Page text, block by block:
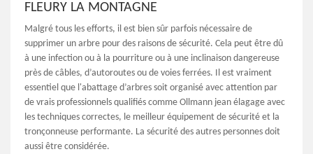
FLEURY LA MONTAGNE
Malgré tous les efforts, il est bien sûr parfois nécessaire de
supprimer un arbre pour des raisons de sécurité. Cela peut être dû
à une infection ou à la pourriture ou à une inclinaison dangereuse
près de câbles, d’autoroutes ou de voies ferrées. Il est vraiment
essentiel que l'abattage d’arbres soit organisé avec attention par
de vrais professionnels qualifiés comme Ollmann jean élagage avec
les techniques correctes, le meilleur équipement de sécurité et la
tronçonneuse performante. La sécurité des autres personnes doit
aussi être considérée.